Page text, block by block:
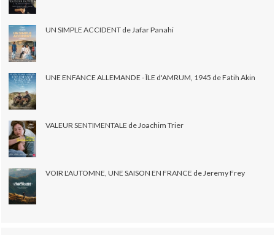
UN SIMPLE ACCIDENT de Jafar Panahi
UNE ENFANCE ALLEMANDE - ÎLE d'AMRUM, 1945 de Fatih Akin
VALEUR SENTIMENTALE de Joachim Trier
VOIR L'AUTOMNE, UNE SAISON EN FRANCE de Jeremy Frey